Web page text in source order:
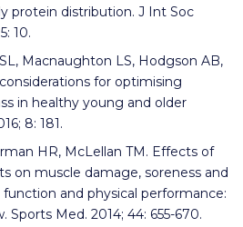
protein distribution. J Int Soc
10.
Macnaughton LS, Hodgson AB,
for optimising
in healthy young and older
8: 181.
HR, McLellan TM. Effects of
on muscle damage, soreness and
and physical performance:
Sports Med. 2014; 44: 655-670.